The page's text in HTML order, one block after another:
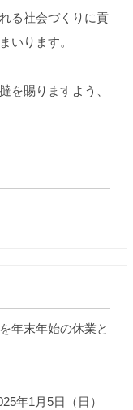
る社会づくりに貢
いります。
を賜りますよう、
年末年始の休業と
年1月5日（日）